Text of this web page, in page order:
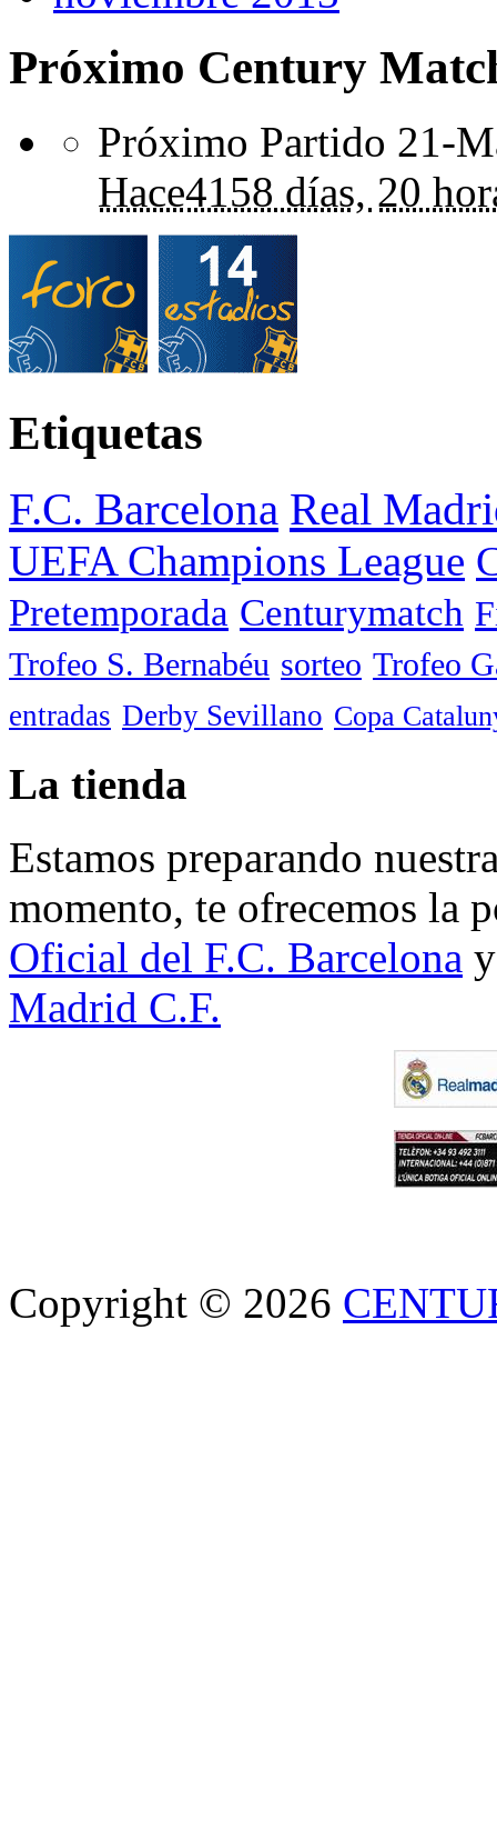
Próximo Century
Próximo Partido 21-
Hace4158 días, 20
Etiquetas
F.C. Barcelona Real
UEFA Champions League
Pretemporada Centurymatch
Trofeo S. Bernabéu sorteo Trofeo
entradas Derby Sevillano Copa
La tienda
Estamos preparando
momento, te ofrecemos la
Oficial del F.C. Barcelona
Madrid C.F.
Copyright © 2026